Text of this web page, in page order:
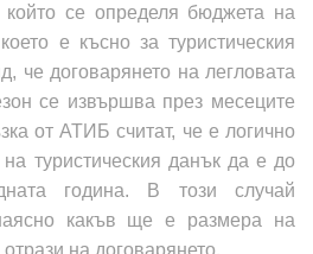
се определя бюджета на
е късно за туристическия
че договарянето на легловата
се извършва през месеците
от АТИБ считат, че е логично
туристическия данък да е до
година. В този случай
какъв ще е размера на
на договарянето.